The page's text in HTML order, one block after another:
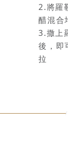
2.將羅
醋混合
3.撒上
後，即
拉